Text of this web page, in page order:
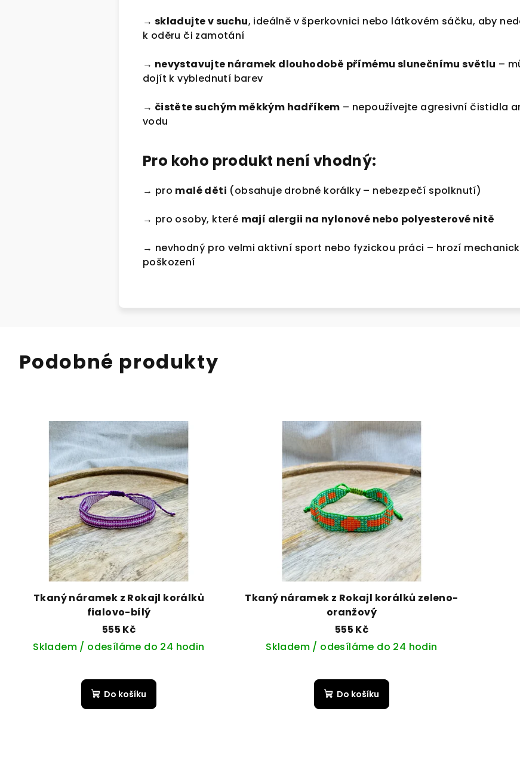
→ skladujte v suchu, ideálně v šperkovnici nebo látkovém sáčku, aby
k oděru či zamotání
→ nevystavujte náramek dlouhodobě přímému slunečnímu světlu –
dojít k vyblednutí barev
→ čistěte suchým měkkým hadříkem – nepoužívejte agresivní čistidla
vodu
Pro koho produkt není vhodný:
→ pro malé děti (obsahuje drobné korálky – nebezpečí spolknutí)
→ pro osoby, které mají alergii na nylonové nebo polyesterové nitě
→ nevhodný pro velmi aktivní sport nebo fyzickou práci – hrozí
poškození
Podobné produkty
č.3 - tyrkysovo - růžový č.4 - fialovo - bílý
č.5 - zeleno - růžový
Tkaný náramek z Rokajl korálků
fialovo-bílý
555 Kč
Skladem / odesíláme do 24 hodin
Do košíku
Tkaný náramek z Rokajl korálků zeleno-
oranžový
555 Kč
Skladem / odesíláme do 24 hodin
Do košíku